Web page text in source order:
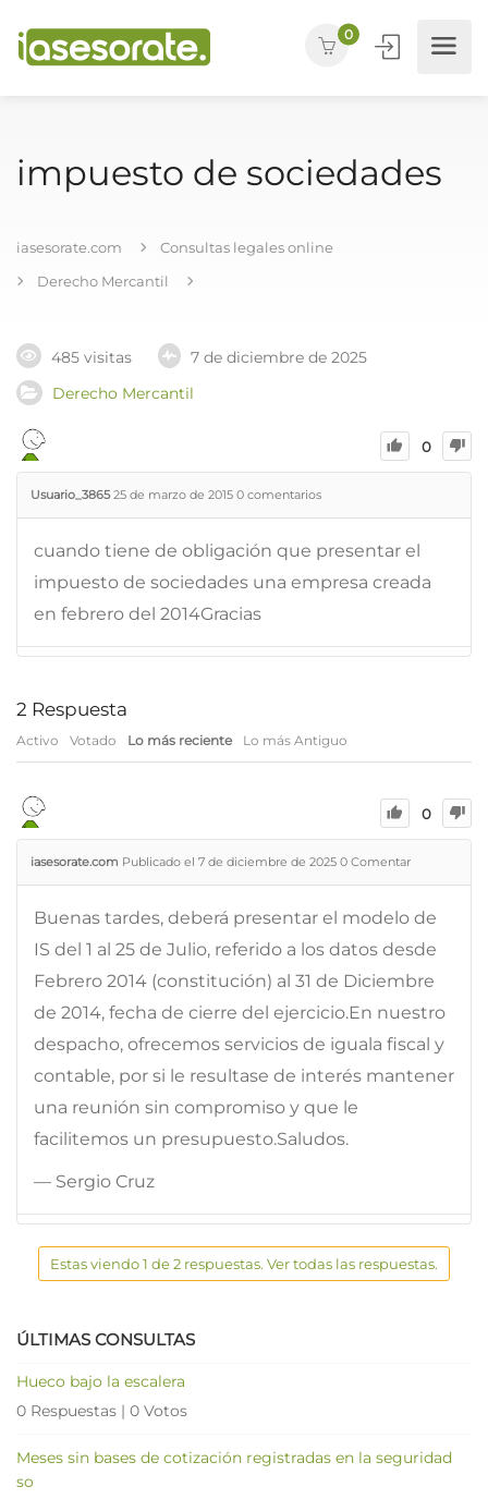
0
impuesto de sociedades
iasesorate.com
Consultas legales online
Derecho Mercantil
485 visitas
7 de diciembre de 2025
Derecho Mercantil
0
Usuario_3865 25 de marzo de 2015 0 comentarios
cuando tiene de obligación que presentar el
impuesto de sociedades una empresa creada
en febrero del 2014Gracias
2 Respuesta
Activo Votado Lo más reciente Lo más Antiguo
0
iasesorate.com Publicado el 7 de diciembre de 2025 0 Comentar
Buenas tardes, deberá presentar el modelo de
IS del 1 al 25 de Julio, referido a los datos desde
Febrero 2014 (constitución) al 31 de Diciembre
de 2014, fecha de cierre del ejercicio.En nuestro
despacho, ofrecemos servicios de iguala fiscal y
contable, por si le resultase de interés mantener
una reunión sin compromiso y que le
facilitemos un presupuesto.Saludos.
— Sergio Cruz
Estas viendo 1 de 2 respuestas. Ver todas las respuestas.
ÚLTIMAS CONSULTAS
Hueco bajo la escalera
0 Respuestas | 0 Votos
Meses sin bases de cotización registradas en la seguridad
so